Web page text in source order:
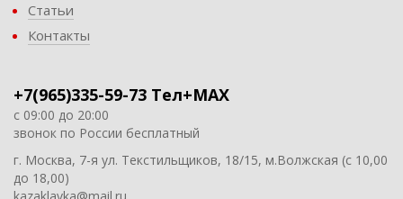
Статьи
Контакты
+7(965)335-59-73 Тел+MAX
с 09:00 до 20:00
звонок по России бесплатный
г. Москва, 7-я ул. Текстильщиков, 18/15, м.Волжская (с 10,00
до 18,00)